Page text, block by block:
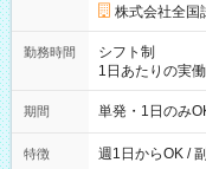
円の場合あり
円（役割手当＋
間】試用期間なし
株式会社全国
勤務時間
シフト制
1日あたりの実
間は 試験によ
期間 単発・1日のみ
特徴 週1日からOK /